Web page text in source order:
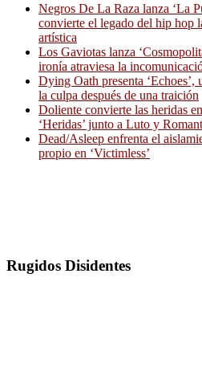
Negros De La Raza lanza ‘La
convierte el legado del hip hop
artística
Los Gaviotas lanza
ironía atraviesa la
Dying Oath presenta ‘Echoes’,
la culpa después de una traición
Doliente convierte las heridas
‘Heridas’ junto a Luto y
Dead/Asleep enfrenta el
propio en ‘Victimless’
Rugidos Disidentes